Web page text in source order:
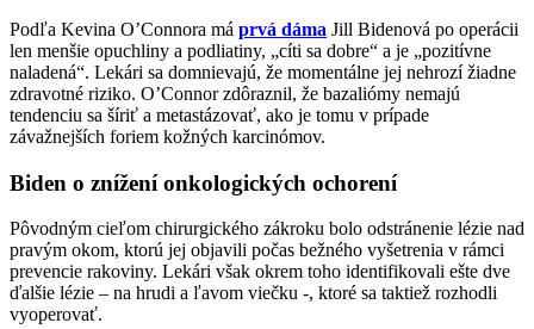
Podľa Kevina O’Connora má prvá dáma Jill Bidenová po operácii
len menšie opuchliny a podliatiny, „cíti sa dobre“ a je „pozitívne
naladená“. Lekári sa domnievajú, že momentálne jej nehrozí žiadne
zdravotné riziko. O’Connor zdôraznil, že bazaliómy nemajú
tendenciu sa šíriť a metastázovať, ako je tomu v prípade
závažnejších foriem kožných karcinómov.
Biden o znížení onkologických ochorení
Pôvodným cieľom chirurgického zákroku bolo odstránenie lézie nad
pravým okom, ktorú jej objavili počas bežného vyšetrenia v rámci
prevencie rakoviny. Lekári však okrem toho identifikovali ešte dve
ďalšie lézie – na hrudi a ľavom viečku -, ktoré sa taktiež rozhodli
vyoperovať.